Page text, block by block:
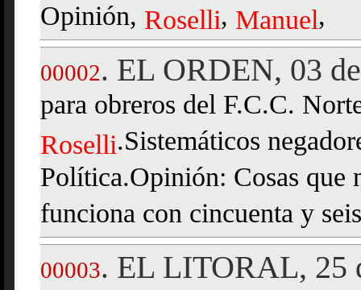
Opinión, Roselli, Manuel,
00002. EL ORDEN, 03
para obreros del F.C.C.
Roselli.Sistemáticos
Política.Opinión: Cosas que
funciona con cincuenta y
00003. EL LITORAL, 25